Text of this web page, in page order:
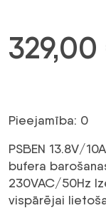
329,00
Pieejamība: 0
PSBEN 13.8V/
bufera
230VAC/50Hz
vispārējai